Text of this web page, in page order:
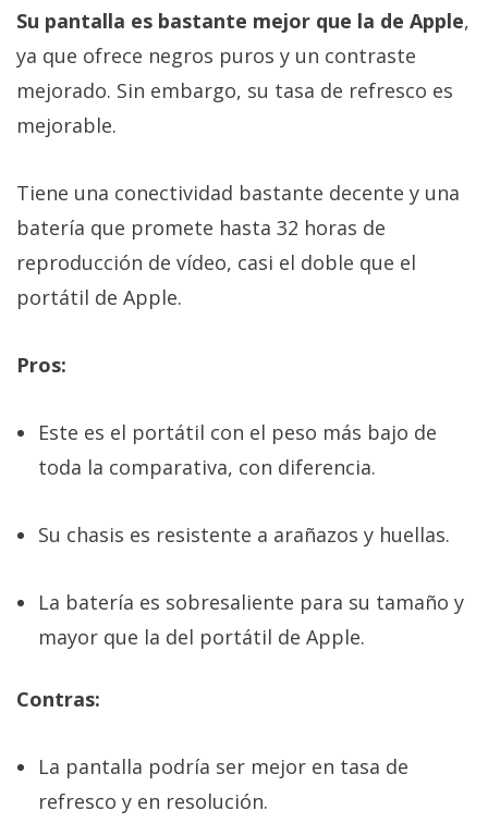
Su pantalla es bastante mejor que la de Apple,
ya que ofrece negros puros y un contraste
mejorado. Sin embargo, su tasa de refresco es
mejorable.
Tiene una conectividad bastante decente y una
batería que promete hasta 32 horas de
reproducción de vídeo, casi el doble que el
portátil de Apple.
Pros:
Este es el portátil con el peso más bajo de
toda la comparativa, con diferencia.
Su chasis es resistente a arañazos y huellas.
La batería es sobresaliente para su tamaño y
mayor que la del portátil de Apple.
Contras:
La pantalla podría ser mejor en tasa de
refresco y en resolución.